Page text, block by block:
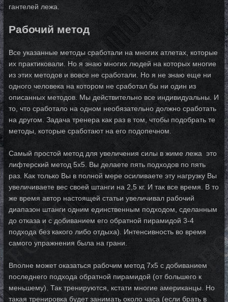
гантелей лежа.
Рабочий метод
Все указанные методы сработали на многих атлетах, которые
их практиковали. Но я знаю многих людей на которых многие
из этих методов и вовсе не сработали. Но я не знаю еще ни
одного человека на котором не сработал бы ни один из
описанных методов. Мы действительно все индивидуальны. И
то, что сработало на одном необязательно должно сработать
на другом. Задача тренера как раз в том, чтобы подобрать те
методы, которые сработают на его подопечном.
Самый простой метод для увеличения силы в жиме лежа это
лифтерский метод 5х5. Вы делаете пять подходов по пять
раз. Как только Вы в полной мере осиливаете эту нагрузку Вы
увеличиваете вес своей штанги на 2,5 кг. И так все время. В то
же время автор настоящей статьи увеличивал рабочий
диапазон штанги одним единственным подходом, сделанным
до отказа и с добиванием его обратной пирамидой 3-4
подхода без какого либо отдыха). Интенсивность во время
самого упражнения была на грани.
Вполне может оказаться рабочим метод 7х5 с добиванием
последнего подхода обратной пирамидой (от большего к
меньшему). Так тренируются, кстати многие американцы. Но
такая тренировка будет занимать около часа (если брать в